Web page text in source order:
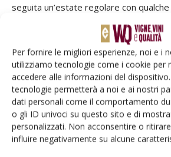
Per fornire le migliori esperienze, noi e i
utilizziamo tecnologie come i cookie per
accedere alle informazioni del
tecnologie permetterà a noi e ai nostri
dati personali come il comportamento
o gli ID univoci su questo sito e di
personalizzati. Non acconsentire o
influire negativamente su alcune
seguita un’estate regolare con
mese di luglio che ha accelerato
grappoli. “Al momento appare perfetto
prevede un periodo di raccolta
se si mantengono queste condizioni
si stima maggiore delle precedenti
grazie all' accumulo idrico che
commenta l’enologa diTenute Nicosia